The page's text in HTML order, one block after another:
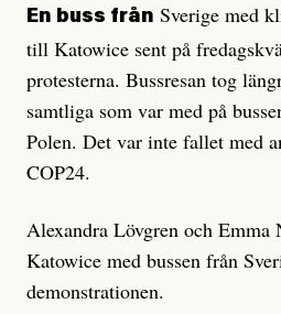
En buss från Sverige med
till Katowice sent på
protesterna. Bussresan tog
samtliga som var med på
Polen. Det var inte fallet med
COP24.
Alexandra Lövgren och
Katowice med bussen från
demonstrationen.